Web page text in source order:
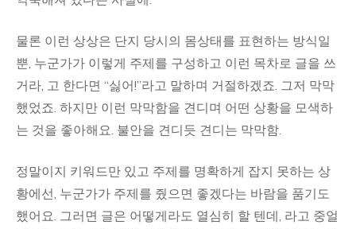
물론 이런 상상은 단지 당시의 몸상태를 표현하는 방식일
뿐, 누군가가 이렇게 주제를 구성하고 이런 목차로 글을 쓰
거라, 고 한다면 “싫어!”라고 말하며 거절하겠죠. 그저 막막
했었죠. 하지만 이런 막막함을 견디며 어떤 상황을 모색하
는 것을 좋아해요. 불안을 견디듯 견디는 막막함.
정말이지 키워드만 있고 주제를 명확하게 잡지 못하는 상
황에선, 누군가가 주제를 줬으면 좋겠다는 바람을 품기도
했어요. 그러면 글은 어떻게라도 열심히 할 텐데, 라고 중얼